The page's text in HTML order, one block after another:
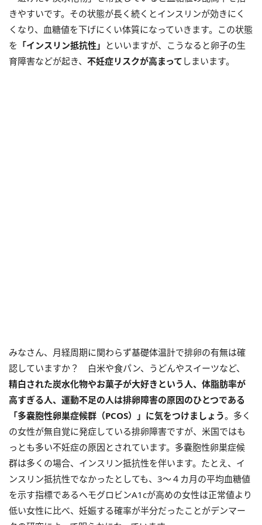
きやすいです。その状態が長く続くとインスリンが効きにく
くなり、血糖値を下げにくい体質になっていきます。この状態
を 「インスリン抵抗性」 といいますが、こうなると卵子の生
育障害などが起き、 不妊症リスクが高まって しまいます。
みなさん、月経周期に関わらず基礎体温計で排卵の有無は確
認していますか？ 白米や食パン、うどんやスイーツなど、
精白された炭水化物やお菓子が大好きという人、体脂肪率が
高すぎる人、運動不足の人は排卵障害の原因のひとつである
「多嚢胞性卵巣症候群（PCOS）」に気をつけましょう。多く
の女性が無自覚に発症している排卵障害ですが、米国ではも
っとも多い不妊症の原因とされています。多嚢胞性卵巣症候
群は多くの場合、インスリン抵抗性を伴います。たとえ、イ
ンスリン抵抗性でなかったとしても、3～４カ月の平均血糖値
を示す指標であるヘモグロビンA1cが高めの女性は正常値より
低い女性に比べ、妊娠する確率が半分だったことがデンマー